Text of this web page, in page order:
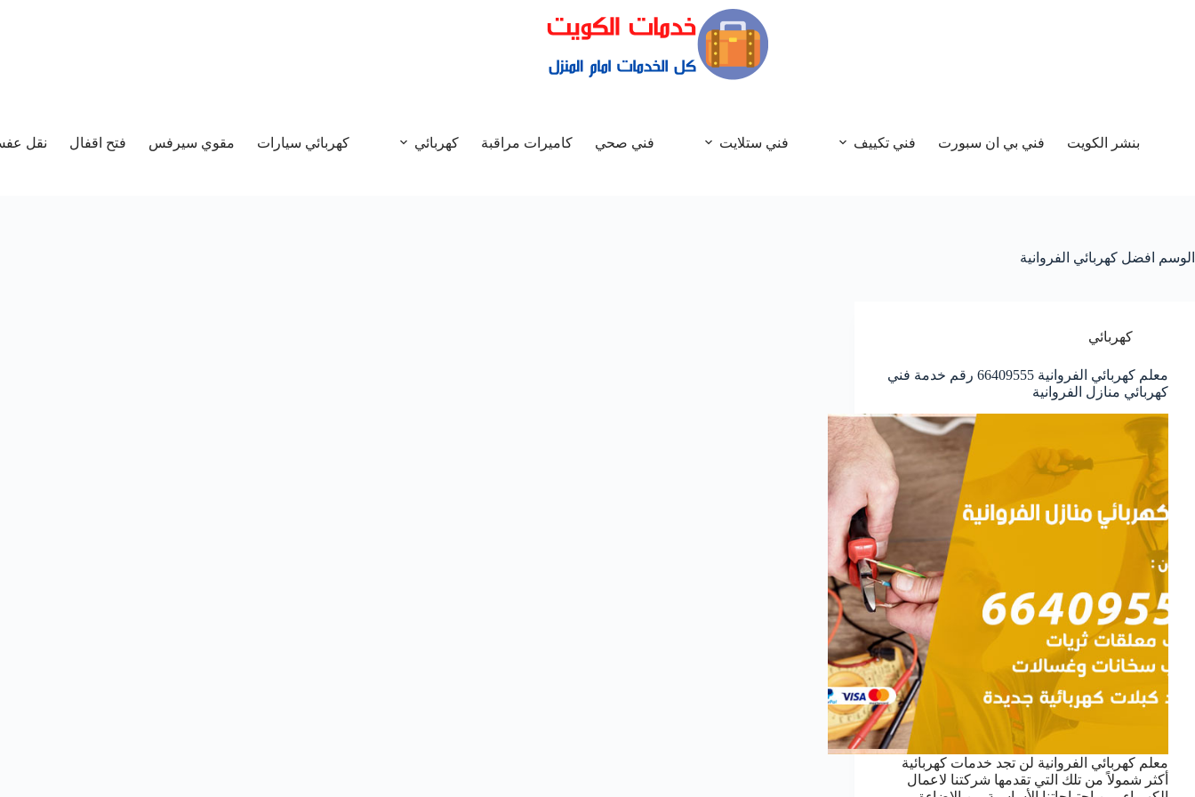
بنشر الكويت فني بي ان سبورت فني تكييف فني ستلايت فني صحي كاميرات مراقبة كهربائي كهربائي سيارات مقوي سيرفس فتح اقفال نقل
الوسم افضل كهربائي الفروانية
كهربائي
معلم كهربائي الفروانية 66409555 رقم خدمة فني
كهربائي منازل الفروانية
معلم كهربائي الفروانية لن تجد خدمات كهربائية
أكثر شمولاً من تلك التي تقدمها شركتنا لاعمال